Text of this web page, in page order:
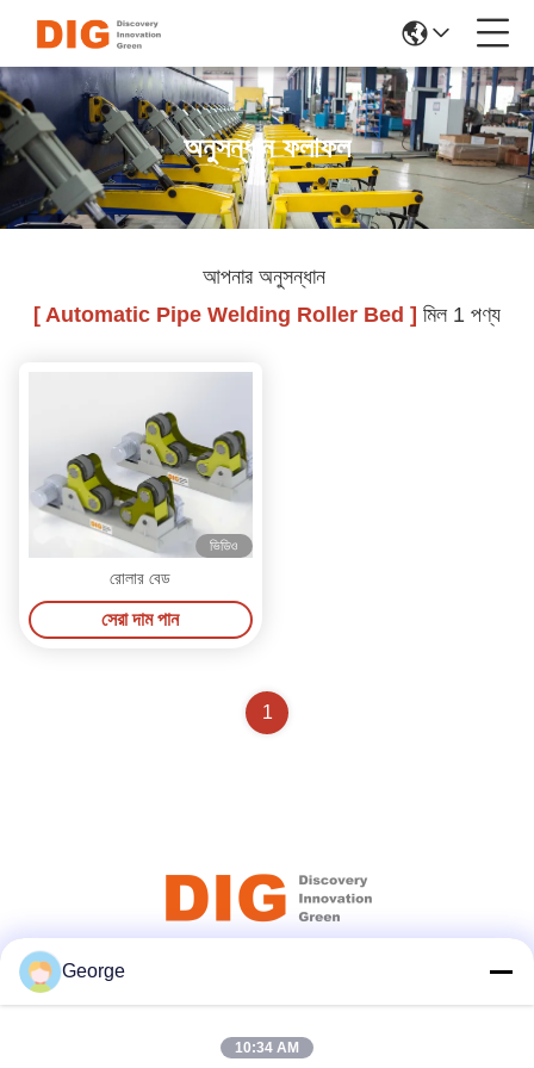
অনুসন্ধান ফলাফল
আপনার অনুসন্ধান
[ Automatic Pipe Welding Roller Bed ] মিল 1 পণ্য
ভিডিও
রোলার বেড
সেরা দাম পান
1
George
10:34 AM